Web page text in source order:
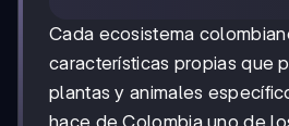
Cada ecosistema
características propias que
plantas y animales